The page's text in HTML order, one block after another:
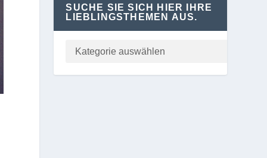
SUCHE SIE SICH HIER IHRE
LIEBLINGSTHEMEN AUS.